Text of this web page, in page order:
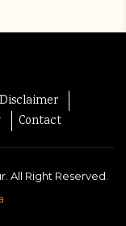
Disclaimer
Contact
All Right Reserved.